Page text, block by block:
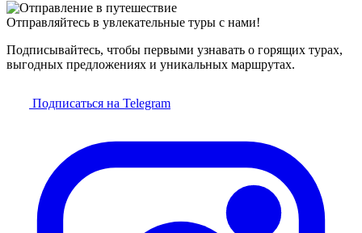
Отправляйтесь в увлекательные туры с нами!
Подписывайтесь, чтобы первыми узнавать о горящих турах,
выгодных предложениях и уникальных маршрутах.
Подписаться на Telegram